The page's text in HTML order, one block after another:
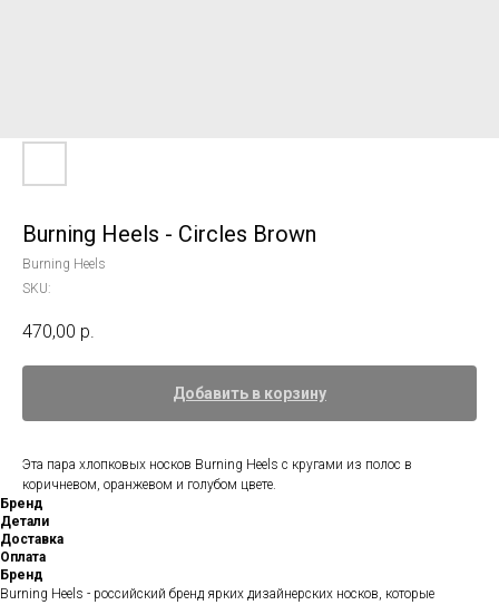
Burning Heels - Circles Brown
Burning Heels
SKU:
470,00 р.
Добавить в корзину
Эта пара хлопковых носков Burning Heels с кругами из полос в
коричневом, оранжевом и голубом цвете.
Бренд
Детали
Доставка
Оплата
Бренд
Burning Heels - российский бренд ярких дизайнерских носков, которые